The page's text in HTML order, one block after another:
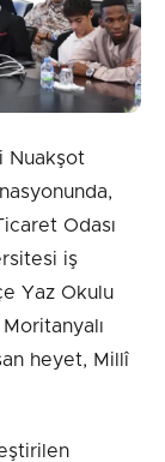
Nuakşot
Odası
iş
Yaz Okulu
heyet, Millî